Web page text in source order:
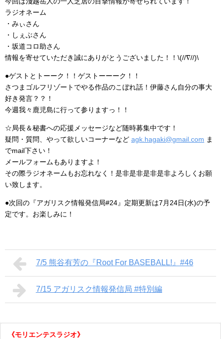
ラジオネーム
・みぃさん
・しぇぶさん
・坂道コロ助さん
情報を寄せていただき誠にありがとうございました！！\(//∇//)\
●ゲストとトーーク！！ゲストーーーク！！
さつまゴルフリゾートでやる作品のこぼれ話！伊藤さん自分の事大
好き発言？？！
今週我々鹿児島に行って参りますっ！！
☆局長＆秘書への応援メッセージなど随時募集中です！
疑問・質問、やって欲しいコーナーなど agk.hagaki@gmail.com ま
でmail下さい！
メールフォームもありますよ！
その際ラジオネームもお忘れなく！是非是非是非是非よろしくお願
い致します。
●次回の『アガリスク情報発信局#24』定期更新は7月24日(水)の予
定です。お楽しみに！
7/5 熊谷有芳の『Root For BASEBALL!』#46
7/15 アガリスク情報発信局 #特別編
《モリエンテスラジオ》